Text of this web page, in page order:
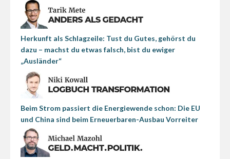
Herkunft als Schlagzeile: Tust du Gutes, gehörst du
dazu – machst du etwas falsch, bist du ewiger
„Ausländer“
Beim Strom passiert die Energiewende schon: Die EU
und China sind beim Erneuerbaren-Ausbau Vorreiter